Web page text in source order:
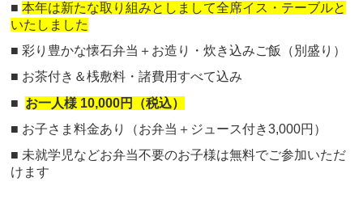
■本年は新たな取り組みとしまして全席イス・テーブルと
いたしました
■ 彩り豊かな懐石弁当＋お造り・炊き込みご飯（別盛り）
■ お茶付き＆桟敷料・諸費用すべて込み
■ お一人様 10,000円（税込）
■ お子さま料金あり（お弁当＋ジュース付き3,000円）
■ 未就学児などお弁当不要のお子様は無料でご参加いただ
けます